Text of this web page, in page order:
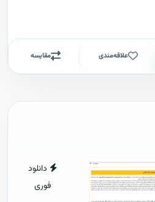
علاقه‌مندی مقایسه
دانلود
فوری